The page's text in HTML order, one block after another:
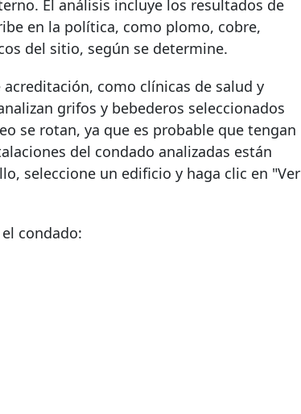
El análisis incluye los resultados de
en la política, como plomo, cobre,
del sitio, según se determine.
como clínicas de salud y
grifos y bebederos seleccionados
se rotan, ya que es probable que tengan
del condado analizadas están
seleccione un edificio y haga clic en "Ver
condado: